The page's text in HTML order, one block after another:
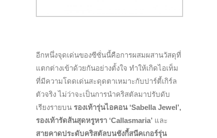
อีกหนึ่งจุดเด่นของซีซั่นนี้คือการผสมผสานวัสดุที่
แตกต่างเข้าด้วยกันอย่างตั้งใจ ทำให้เกิดไอเท็ม
ที่มีความโดดเด่นสะดุดตาเหมาะกับปาร์ตี้เกิร์ล
ตัวจริง ไม่ว่าจะเป็นการนำคริสตัลมาปรับดับ
เรียงรายบน รองเท้ารุ่นไอคอน ‘Sabella Jewel’,
รองเท้ารัดส้นสุดหรูหรา ‘Callasmaria’ และ
สายคาดประดับคริสตัลบนชังกี้สนีคเกอร์รุ่น